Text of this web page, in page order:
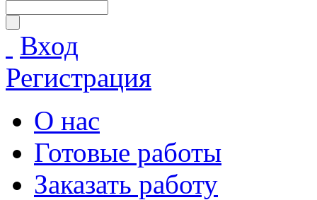
Вход
Регистрация
О нас
Готовые работы
Заказать работу